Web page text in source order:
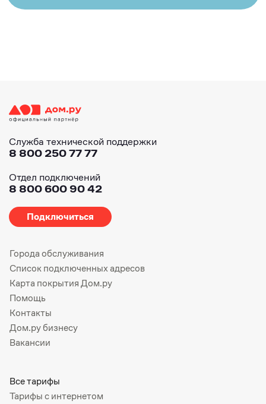
Служба технической поддержки
8 800 250 77 77
Отдел подключений
8 800 600 90 42
Подключиться
Города обслуживания
Список подключенных адресов
Карта покрытия Дом.ру
Помощь
Контакты
Дом.ру бизнесу
Вакансии
Все тарифы
Тарифы с интернетом